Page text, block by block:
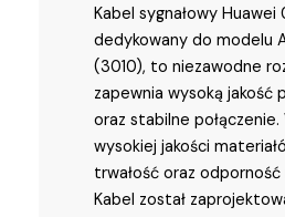
Kabel sygnałowy Huawei
dedykowany do modelu
(3010), to niezawodne
zapewnia wysoką jakość
oraz stabilne połączenie.
wysokiej jakości
trwałość oraz odporność
Kabel został